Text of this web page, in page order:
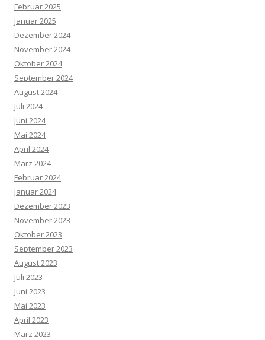
Februar 2025
Januar 2025
Dezember 2024
November 2024
Oktober 2024
September 2024
August 2024
Juli 2024
Juni 2024
Mai 2024
April 2024
März 2024
Februar 2024
Januar 2024
Dezember 2023
November 2023
Oktober 2023
September 2023
August 2023
Juli 2023
Juni 2023
Mai 2023
April 2023
März 2023